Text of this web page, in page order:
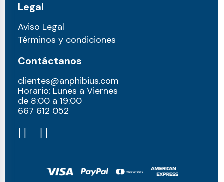
Legal
Aviso Legal
Términos y condiciones
Contáctanos
clientes@anphibius.com
Horario: Lunes a Viernes
de 8:00 a 19:00
667 612 052​